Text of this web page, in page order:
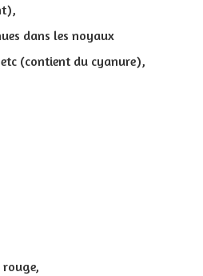
dans les noyaux
(contient du cyanure),
rouge,